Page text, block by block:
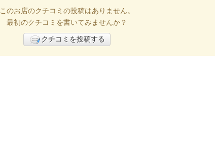
このお店のクチコミの投稿はありません。
最初のクチコミを書いてみませんか？
クチコミを投稿する